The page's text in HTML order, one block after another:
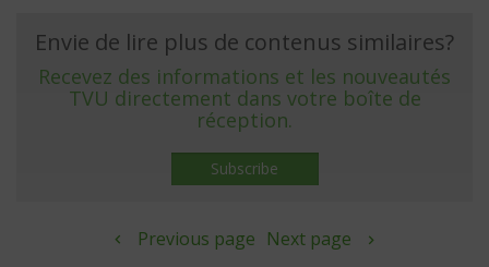
Envie de lire plus de contenus similaires?
Recevez des informations et les nouveautés
TVU directement dans votre boîte de
réception.
Subscribe
Previous page Next page